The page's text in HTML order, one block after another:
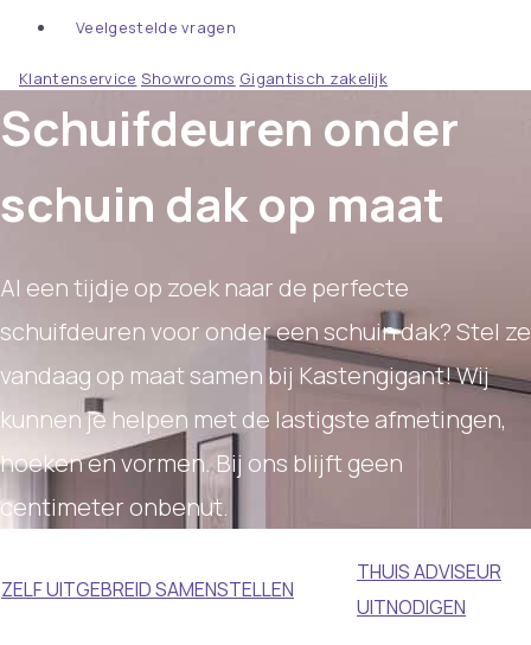
Veelgestelde vragen
Klantenservice Showrooms Gigantisch zakelijk
Schuifdeuren onder
schuin dak op maat
Al een tijdje op zoek naar de perfecte
schuifdeuren voor onder een schuin dak? Stel ze
vandaag op maat samen bij Kastengigant! Wij
kunnen je helpen met de lastigste afmetingen,
hoeken en vormen. Bij ons blijft geen
centimeter onbenut.
ZELF UITGEBREID SAMENSTELLEN
THUIS ADVISEUR
UITNODIGEN